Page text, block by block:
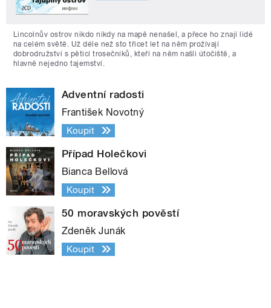
Lincolnův ostrov nikdo nikdy na mapě nenašel, a přece ho znají lidé
na celém světě. Už déle než sto třicet let na něm prožívají
dobrodružství s pěticí trosečníků, kteří na něm našli útočiště, a
hlavně nejedno tajemství.
Adventní radosti
František Novotný
Koupit
Případ Holečkovi
Bianca Bellová
Koupit
50 moravských pověstí
Zdeněk Junák
Koupit